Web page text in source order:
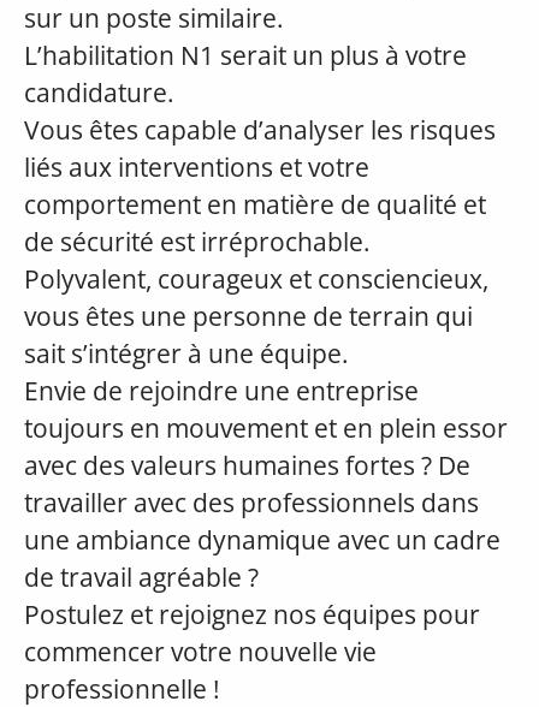
sur un poste similaire.
L’habilitation N1 serait un plus à votre
candidature.
Vous êtes capable d’analyser les risques
liés aux interventions et votre
comportement en matière de qualité et
de sécurité est irréprochable.
Polyvalent, courageux et consciencieux,
vous êtes une personne de terrain qui
sait s’intégrer à une équipe.
Envie de rejoindre une entreprise
toujours en mouvement et en plein essor
avec des valeurs humaines fortes ? De
travailler avec des professionnels dans
une ambiance dynamique avec un cadre
de travail agréable ?
Postulez et rejoignez nos équipes pour
commencer votre nouvelle vie
professionnelle !